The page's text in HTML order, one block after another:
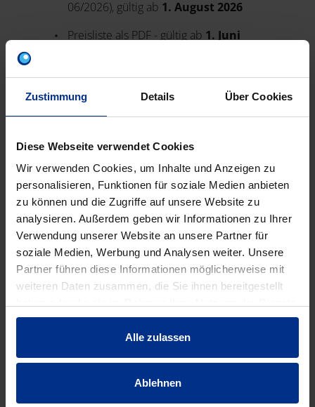
Zustimmung Details Über Cookies
Diese Webseite verwendet Cookies
Wir verwenden Cookies, um Inhalte und Anzeigen zu
personalisieren, Funktionen für soziale Medien anbieten
zu können und die Zugriffe auf unsere Website zu
analysieren. Außerdem geben wir Informationen zu Ihrer
Verwendung unserer Website an unsere Partner für
soziale Medien, Werbung und Analysen weiter. Unsere
Partner führen diese Informationen möglicherweise mit
weiteren Daten zusammen, die Sie ihnen bereitgestellt
gesammelt haben.
Alle zulassen
Ablehnen
06/2026), gültig ab 1. August 2026
Preisliste als PDF - gültig ab 1. Juni
Bruttopreisliste als XLSX
- gültig ab1.
Juni 2026
1. Juni 2026
Datanorm .102- Änderungssatz (zu
05/2026), gültig ab1. Juni 2026